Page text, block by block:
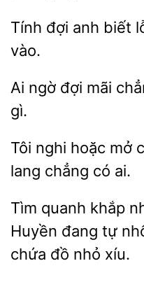
Tính đợi biết
vào.
Ai mãi
gì.
nghi hoặc mở
chẳng có ai.
quanh khắp
Huyền đang tự
đồ nhỏ xíu.